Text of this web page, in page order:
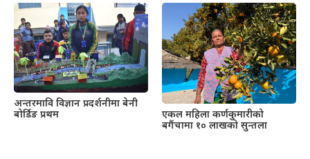
अन्तरमावि विज्ञान प्रदर्शनीमा बेनी
बोर्डिङ प्रथम
एकल महिला कर्णकुमारीको
बगैंचामा १० लाखको सुन्तला